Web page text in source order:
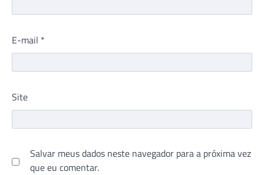
E-mail *
Site
Salvar meus dados neste navegador para a próxima vez
que eu comentar.